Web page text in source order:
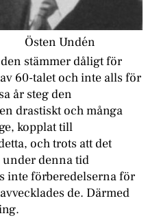
Östen Undén
stämmer dåligt för
60-talet och inte alls för
år steg den
drastiskt och många
kopplat till
och trots att det
under denna tid
inte förberedelserna för
de. Därmed